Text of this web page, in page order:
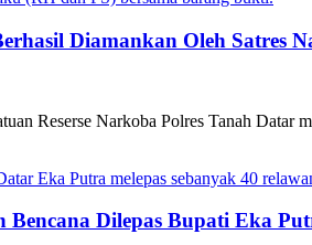
Diamankan Oleh Satres
Reserse Narkoba Polres Tanah Datar
Bencana Dilepas Bupati Eka